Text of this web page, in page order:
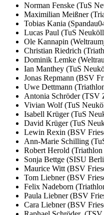
Norman Fenske (TuS
Maximilian Meißner
Tobias Kania
Lucas Paul (TuS
Ole Kannapin
Christian Riedrich
Dominik Lemke
Ian Manthey (TuS
Jonas Repmann (BSV
Uwe Dettmann
Antonia Schröder (TSV
Vivian Wolf (TuS
Isabell Krüger (TuS
David Krüger (TuS
Lewin Rexin (BSV
Ann-Marie Schilling
Robert Herold
Sonja Bettge (SISU
Maurice Witt (BSV
Tom Liebner (BSV
Felix Nadeborn
Paula Liebner (BSV
Cara Liebner (BSV